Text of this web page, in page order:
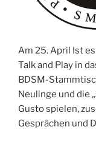
Am 25. April Ist
Talk and Play in
BDSM-
Neulinge und die
Gusto spielen,
Gesprächen und